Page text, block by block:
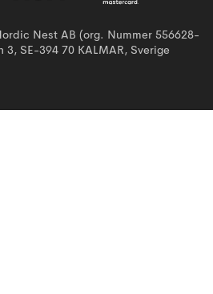
Nest AB (org. Nummer 556628-
3, SE-394 70 KALMAR, Sverige